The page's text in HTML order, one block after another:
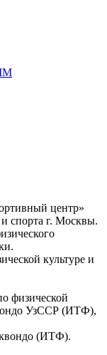
центр»
спорта г. Москвы.
культуре и
физической
УзССР (ИТФ),
(ИТФ).